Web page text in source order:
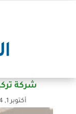
شركة
أكتوبر 1, 2024